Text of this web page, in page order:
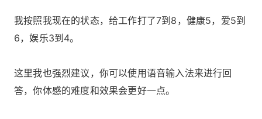
我按照我现在的状态，给工作打了7到8，健康5，爱5到
6，娱乐3到4。
这里我也强烈建议，你可以使用语音输入法来进行回
答，你体感的难度和效果会更好一点。